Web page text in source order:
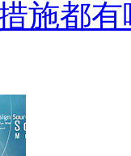
施都有